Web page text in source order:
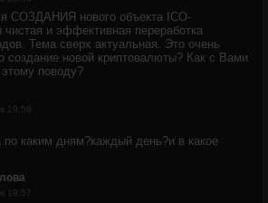
СОЗДАНИЯ нового объекта ICO-
чистая и эффективная переработка
Тема сверх актуальная. Это очень
создание новой криптовалюты? Как с Вами
этому поводу?
19:58
каким дням?каждый день?и в какое
19:57